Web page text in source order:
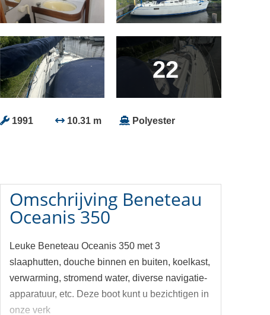
22
1991 10.31 m Polyester
Omschrijving Beneteau
Oceanis 350
Leuke Beneteau Oceanis 350 met 3
slaaphutten, douche binnen en buiten, koelkast,
verwarming, stromend water, diverse navigatie-
apparatuur, etc. Deze boot kunt u bezichtigen in
onze verk